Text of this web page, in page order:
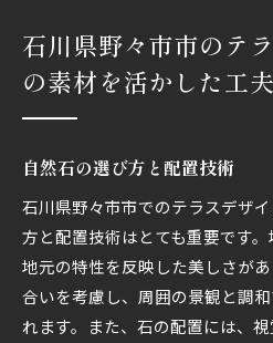
四季折々のイベントに
自然素材で叶える石川県野
空間
石材と木材の組み合わ
環境に配慮した素材
風景に溶け込むナチュ
地元の農産物を取り
自然素材を活かした
石川県野々市市のテ
の素材を活かした工夫
自然石の選び方と配置技術
石川県野々市市でのテラスデザ
方と配置技術はとても重要です。
地元の特性を反映した美しさが
合いを考慮し、周囲の景観と調
れます。また、石の配置には、